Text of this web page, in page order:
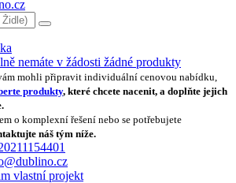
nemáte v žádosti žádné produkty
mohli připravit individuální cenovou nabídku,
produkty, které chcete nacenit, a doplňte jejich
o komplexní řešení nebo se potřebujete
náš tým níže.
vlastní projekt